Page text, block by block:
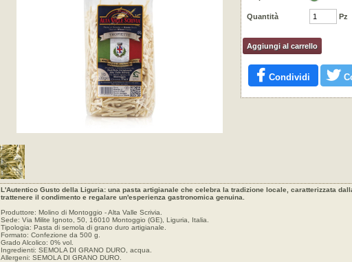
Quantità Pz
Aggiungi al carrello
Condividi
L'Autentico Gusto della Liguria: una pasta artigianale che celebra la tradizione locale, caratterizzata
trattenere il condimento e regalare un'esperienza gastronomica genuina.
Produttore: Molino di Montoggio - Alta Valle Scrivia.
Sede: Via Milite Ignoto, 50, 16010 Montoggio (GE), Liguria, Italia.
Tipologia: Pasta di semola di grano duro artigianale.
Formato: Confezione da 500 g.
Grado Alcolico: 0% vol.
Ingredienti: SEMOLA DI GRANO DURO, acqua.
Allergeni: SEMOLA DI GRANO DURO.